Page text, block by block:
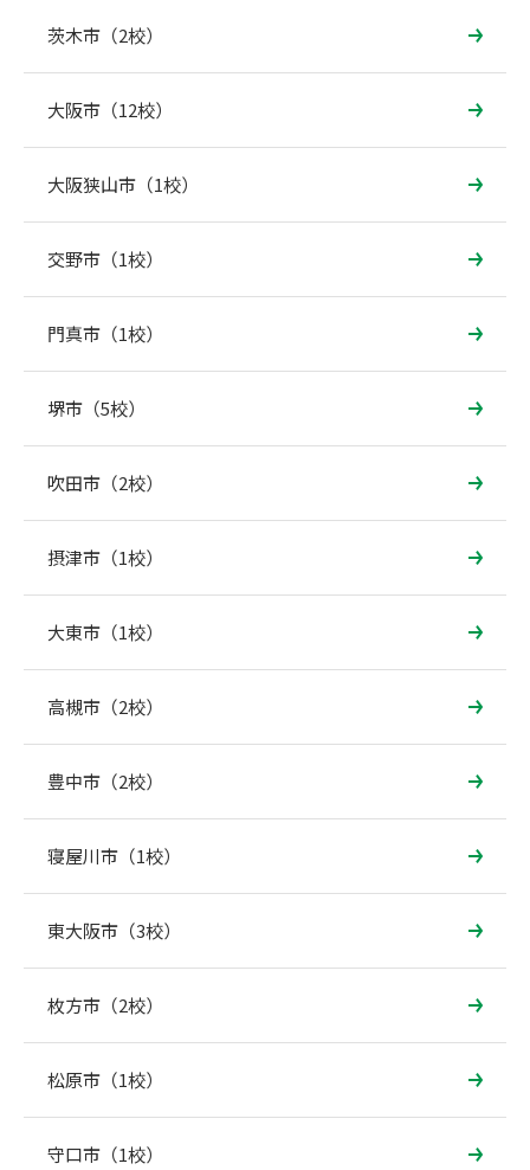
茨木市（2校）
大阪市（12校）
大阪狭山市（1校）
交野市（1校）
門真市（1校）
堺市（5校）
吹田市（2校）
摂津市（1校）
大東市（1校）
高槻市（2校）
豊中市（2校）
寝屋川市（1校）
東大阪市（3校）
枚方市（2校）
松原市（1校）
守口市（1校）